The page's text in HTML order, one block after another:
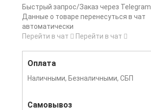
Быстрый запрос/Заказ через Telegram
Данные о товаре перенесуться в чат
автоматически
Перейти в чат
Перейти в чат
Оплата
Наличными, Безналичными, СБП
Самовывоз